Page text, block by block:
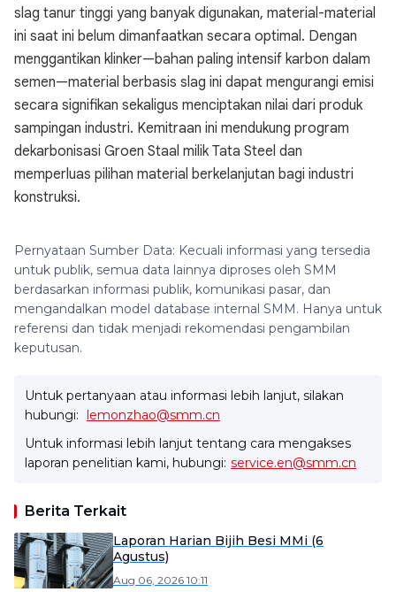
slag tanur tinggi yang banyak digunakan, material-material
ini saat ini belum dimanfaatkan secara optimal. Dengan
menggantikan klinker—bahan paling intensif karbon dalam
semen—material berbasis slag ini dapat mengurangi emisi
secara signifikan sekaligus menciptakan nilai dari produk
sampingan industri. Kemitraan ini mendukung program
dekarbonisasi Groen Staal milik Tata Steel dan
memperluas pilihan material berkelanjutan bagi industri
konstruksi.
Pernyataan Sumber Data: Kecuali informasi yang tersedia
untuk publik, semua data lainnya diproses oleh SMM
berdasarkan informasi publik, komunikasi pasar, dan
mengandalkan model database internal SMM. Hanya untuk
referensi dan tidak menjadi rekomendasi pengambilan
keputusan.
Untuk pertanyaan atau informasi lebih lanjut, silakan
hubungi: lemonzhao@smm.cn
Untuk informasi lebih lanjut tentang cara mengakses
laporan penelitian kami, hubungi: service.en@smm.cn
Berita Terkait
Laporan Harian Bijih Besi MMi (6
Agustus)
Aug 06, 2026 10:11